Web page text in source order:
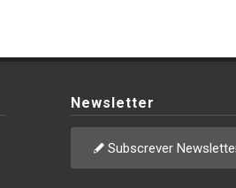
Newsletter
Subscrever